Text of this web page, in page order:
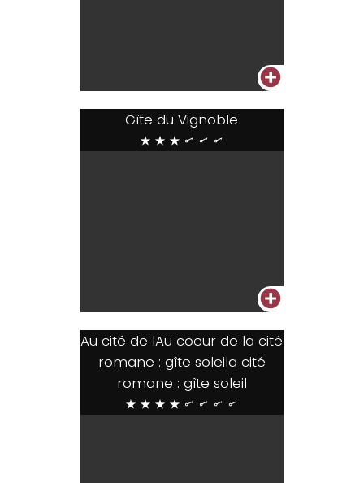
+
Gîte du Vignoble
***...
+
Au cité de lAu coeur de la cité
romane : gîte soleila cité
romane : gîte soleil
****....